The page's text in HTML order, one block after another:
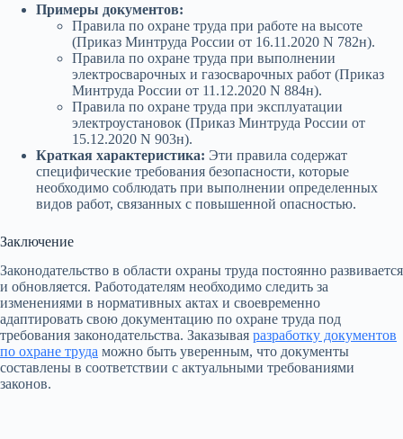
Примеры документов:
Правила по охране труда при работе на высоте
(Приказ Минтруда России от 16.11.2020 N 782н).
Правила по охране труда при выполнении
электросварочных и газосварочных работ (Приказ
Минтруда России от 11.12.2020 N 884н).
Правила по охране труда при эксплуатации
электроустановок (Приказ Минтруда России от
15.12.2020 N 903н).
Краткая характеристика: Эти правила содержат
специфические требования безопасности, которые
необходимо соблюдать при выполнении определенных
видов работ, связанных с повышенной опасностью.
Заключение
Законодательство в области охраны труда постоянно развивается
и обновляется. Работодателям необходимо следить за
изменениями в нормативных актах и своевременно
адаптировать свою документацию по охране труда под
требования законодательства. Заказывая разработку документов
по охране труда можно быть уверенным, что документы
составлены в соответствии с актуальными требованиями
законов.